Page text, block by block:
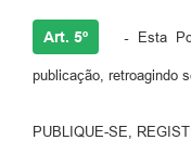
Art. 5º -Esta
publicação, retroagindo
PUBLIQUE-SE,